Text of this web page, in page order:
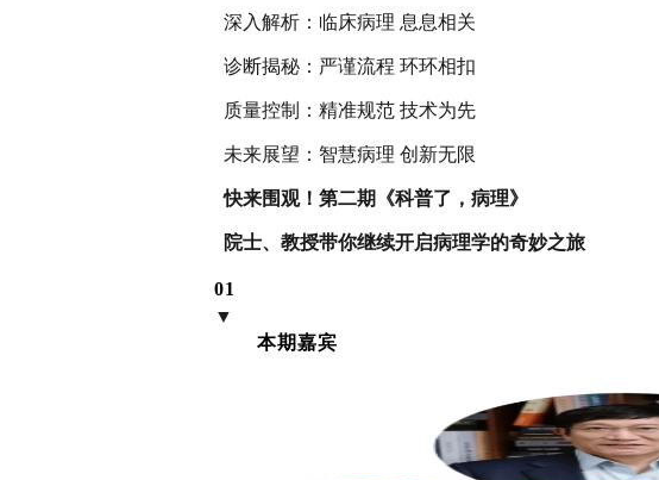
深入解析：临床病理 息息相关
诊断揭秘：严谨流程 环环相扣
质量控制：精准规范 技术为先
未来展望：智慧病理 创新无限
快来围观！第二期《科普了，病理》
院士、教授带你继续开启病理学的奇妙之旅
01
▼
本期嘉宾